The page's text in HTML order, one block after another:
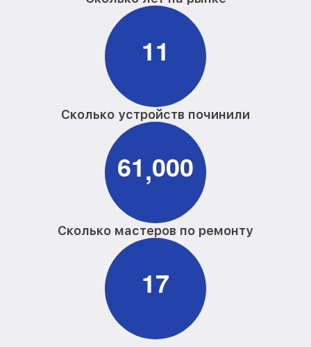
11
Сколько устройств починили
61,000
Сколько мастеров по ремонту
17